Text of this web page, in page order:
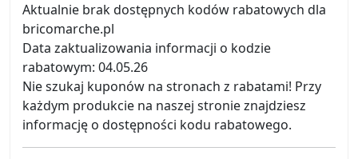
Aktualnie brak dostępnych kodów rabatowych dla
bricomarche.pl
Data zaktualizowania informacji o kodzie
rabatowym: 04.05.26
Nie szukaj kuponów na stronach z rabatami! Przy
każdym produkcie na naszej stronie znajdziesz
informację o dostępności kodu rabatowego.